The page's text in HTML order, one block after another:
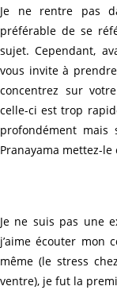
Je ne rentre pas
préférable de se
sujet. Cependant,
vous invite à
concentrez sur
celle-ci est trop
profondément
Pranayama mettez-
Je ne suis pas une
j’aime écouter mon
même (le stress
ventre), je fut la